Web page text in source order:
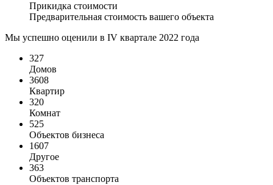
Прикидка стоимости
Предварительная стоимость вашего объекта
Мы успешно оценили в IV квартале 2022 года
327
Домов
3608
Квартир
320
Комнат
525
Объектов бизнеса
1607
Другое
363
Объектов транспорта